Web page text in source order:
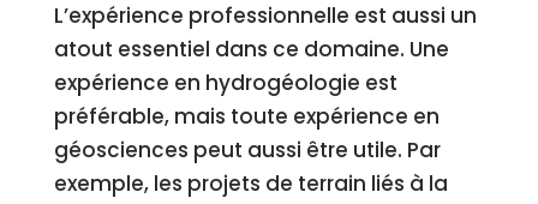
L’expérience professionnelle est aussi un
atout essentiel dans ce domaine. Une
expérience en hydrogéologie est
préférable, mais toute expérience en
géosciences peut aussi être utile. Par
exemple, les projets de terrain liés à la